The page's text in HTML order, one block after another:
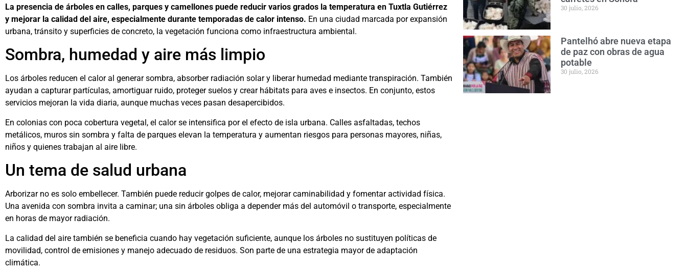
La presencia de árboles en calles, parques y camellones puede reducir varios grados la temperatura en Tuxtla Gutiérrez
y mejorar la calidad del aire, especialmente durante temporadas de calor intenso. En una ciudad marcada por expansión
urbana, tránsito y superficies de concreto, la vegetación funciona como infraestructura ambiental.
Sombra, humedad y aire más limpio
Los árboles reducen el calor al generar sombra, absorber radiación solar y liberar humedad mediante transpiración. También
ayudan a capturar partículas, amortiguar ruido, proteger suelos y crear hábitats para aves e insectos. En conjunto, estos
servicios mejoran la vida diaria, aunque muchas veces pasan desapercibidos.
En colonias con poca cobertura vegetal, el calor se intensifica por el efecto de isla urbana. Calles asfaltadas, techos
metálicos, muros sin sombra y falta de parques elevan la temperatura y aumentan riesgos para personas mayores, niñas,
niños y quienes trabajan al aire libre.
Un tema de salud urbana
Arborizar no es solo embellecer. También puede reducir golpes de calor, mejorar caminabilidad y fomentar actividad física.
Una avenida con sombra invita a caminar; una sin árboles obliga a depender más del automóvil o transporte, especialmente
en horas de mayor radiación.
La calidad del aire también se beneficia cuando hay vegetación suficiente, aunque los árboles no sustituyen políticas de
movilidad, control de emisiones y manejo adecuado de residuos. Son parte de una estrategia mayor de adaptación
climática.
30 julio, 2026
Pantelhó abre nueva etapa
de paz con obras de agua
potable
30 julio, 2026